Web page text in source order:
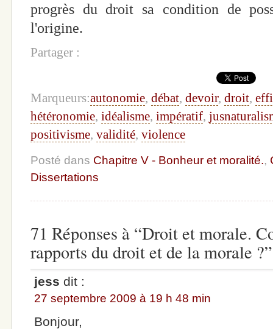
progrès du droit sa condition de
l'origine.
Partager :
Marqueurs:autonomie, débat, devoir, droit,
hétéronomie, idéalisme, impératif,
positivisme, validité, violence
Posté dans Chapitre V - Bonheur et moralité.,
Dissertations
71 Réponses à “Droit et morale.
rapports du droit et de la morale ?”
jess dit :
27 septembre 2009 à 19 h 48 min
Bonjour,